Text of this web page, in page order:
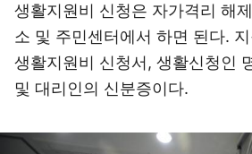
생활지원비 신청은 자가격리 해
소 및 주민센터에서 하면 된다.
생활지원비 신청서, 생활신청인
및 대리인의 신분증이다.